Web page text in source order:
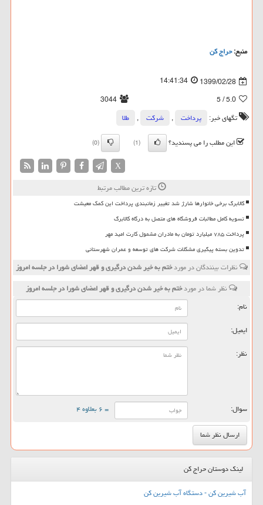
منبع:حراج كن
1399/02/28
14:41:34
5.0
/ 5
3044
تگهای خبر:
پرداخت , شركت ,
طلا
این مطلب را می پسندید؟
(1)
(0)
X
تازه ترین مطالب مرتبط
کالابرگ برخی خانوارها شارژ شد تغییر زمانبندی پرداخت این کمک معیشت
تسویه کامل مطالبات فروشگاه های متصل به درگاه کالابرگ
پرداخت ۷۸۵ میلیارد تومان به مادران مشمول کارت امید مهر
تدوین بسته پیگیری مشکلات شرکت های توسعه و عمران شهرستانی
نظرات بینندگان در موردختم به خیر شدن درگیری و قهر اعضای شورا در جلسه امروز
نظر شما در موردختم به خیر شدن درگیری و قهر اعضای شورا در جلسه امروز
نام:
ایمیل:
نظر:
سوال: = ۶ بعلاوه ۴
لینک دوستان حراج کن
آب شیرین کن - دستگاه آب شیرین کن